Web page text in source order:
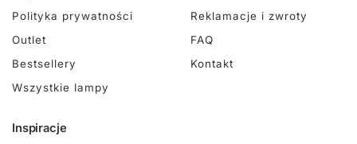
Polityka prywatności
Outlet
Bestsellery
Wszystkie lampy
Reklamacje i zwroty
FAQ
Kontakt
Inspiracje